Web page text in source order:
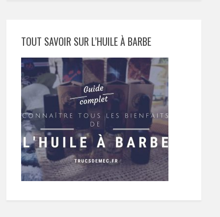
TOUT SAVOIR SUR L’HUILE À BARBE